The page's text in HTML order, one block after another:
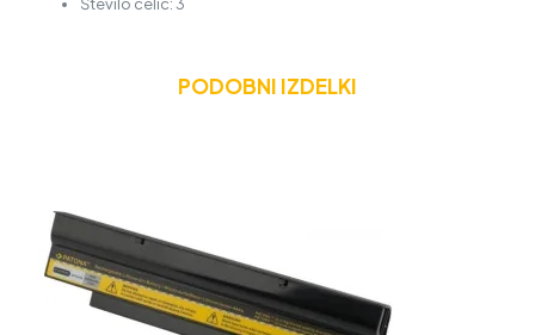
PODOBNI IZDELKI